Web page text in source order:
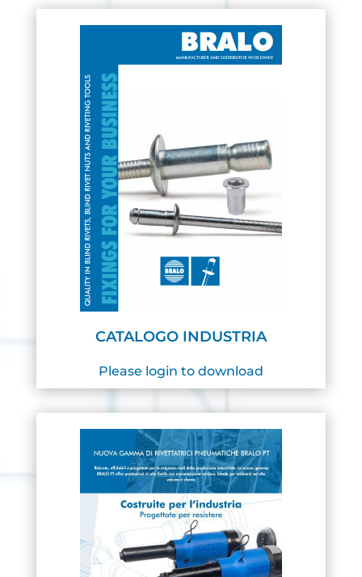
CATALOGO INDUSTRIA
Please login to download